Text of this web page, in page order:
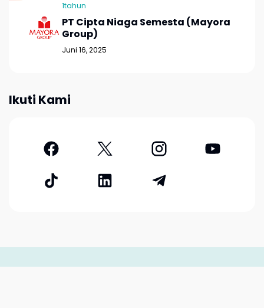
1tahun
PT Cipta Niaga Semesta (Mayora
Group)
Juni 16, 2025
Ikuti Kami